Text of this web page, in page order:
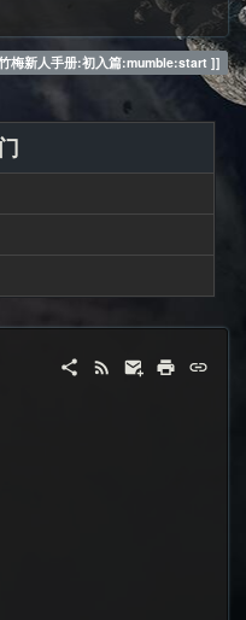
梅新人手册:初入篇:mumble:start